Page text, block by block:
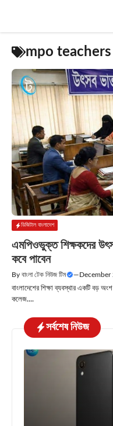
Menu
mpo
ডিজিটাল বাংলাদেশ
এমপিওভুক্ত শিক্ষকদের
কবে পাবেন
By বাংলা টেক নিউজ টিম —December
বাংলাদেশের শিক্ষা ব্যবস্থার একটি বড়
কলেজ....
সর্বশেষ নিউজ